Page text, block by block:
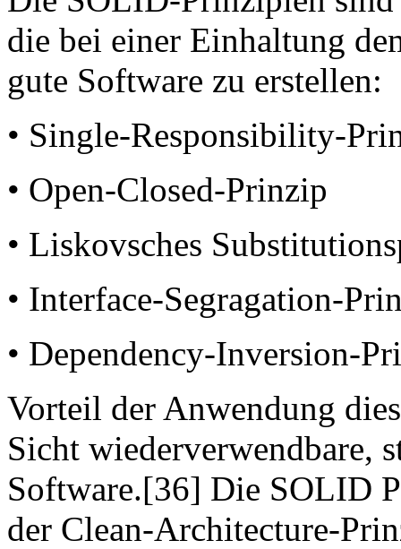
die bei einer Einhaltung
gute Software zu erstellen:
• Single-Responsibility-
• Open-Closed-Prinzip
• Liskovsches
• Interface-Segragation-
• Dependency-Inversion-
Vorteil der Anwendung
Sicht wiederverwendbare,
Software.[36] Die SOLID
der Clean-Architecture-